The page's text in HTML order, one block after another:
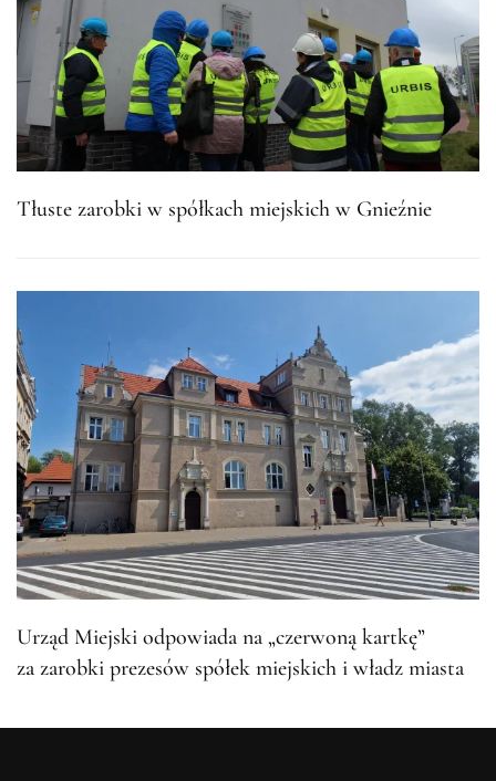
Tłuste zarobki w spółkach miejskich w Gnieźnie
Urząd Miejski odpowiada na „czerwoną kartkę”
za zarobki prezesów spółek miejskich i władz miasta